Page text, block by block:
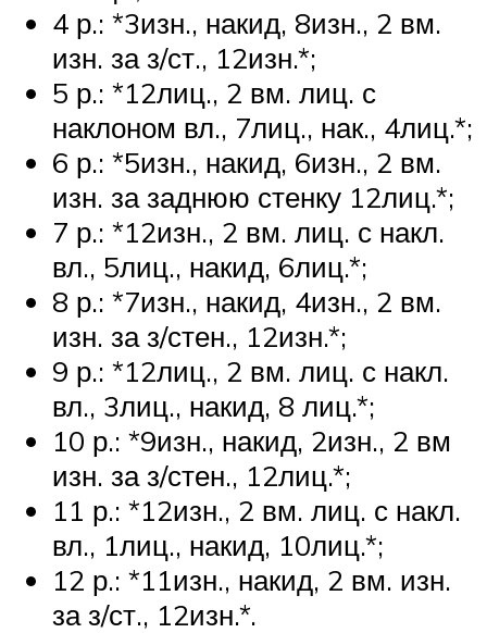
4 р.: *3изн., накид, 8изн., 2 вм.
изн. за з/ст., 12изн.*;
5 р.: *12лиц., 2 вм. лиц. с
наклоном вл., 7лиц., нак., 4лиц.*;
6 р.: *5изн., накид, 6изн., 2 вм.
изн. за заднюю стенку 12лиц.*;
7 р.: *12изн., 2 вм. лиц. с накл.
вл., 5лиц., накид, 6лиц.*;
8 р.: *7изн., накид, 4изн., 2 вм.
изн. за з/стен., 12изн.*;
9 р.: *12лиц., 2 вм. лиц. с накл.
вл., 3лиц., накид, 8 лиц.*;
10 р.: *9изн., накид, 2изн., 2 вм
изн. за з/стен., 12лиц.*;
11 р.: *12изн., 2 вм. лиц. с накл.
вл., 1лиц., накид, 10лиц.*;
12 р.: *11изн., накид, 2 вм. изн.
за з/ст., 12изн.*.